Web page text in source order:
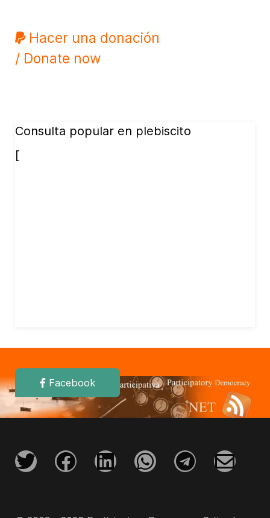
Hacer una donación
/ Donate now
Consulta popular en plebiscito
[
Facebook